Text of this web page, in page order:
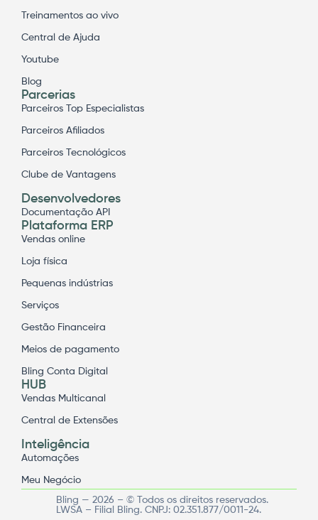
Treinamentos ao vivo
Central de Ajuda
Youtube
Blog
Parcerias
Parceiros Top Especialistas
Parceiros Afiliados
Parceiros Tecnológicos
Clube de Vantagens
Desenvolvedores
Documentação API
Plataforma ERP
Vendas online
Loja física
Pequenas indústrias
Serviços
Gestão Financeira
Meios de pagamento
Bling Conta Digital
HUB
Vendas Multicanal
Central de Extensões
Inteligência
Automações
Meu Negócio
Bling — 2026 – © Todos os direitos reservados.
LWSA – Filial Bling. CNPJ: 02.351.877/0011-24.